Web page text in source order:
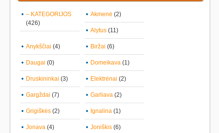
– KATEGORIJOS
(426)
Akmenė (2)
Alytus (11)
Anykščiai (4) Biržai (6)
Daugai (0) Domeikava (1)
Druskininkai (3) Elektrėnai (2)
Gargždai (7) Garliava (2)
Grigiškės (2) Ignalina (1)
Jonava (4) Joniškis (6)